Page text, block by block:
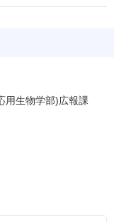
用生物学部)広報課